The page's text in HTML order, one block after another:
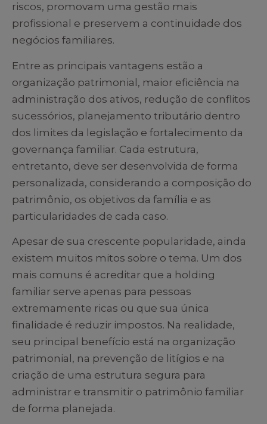
riscos, promovam uma gestão mais
profissional e preservem a continuidade dos
negócios familiares.
Entre as principais vantagens estão a
organização patrimonial, maior eficiência na
administração dos ativos, redução de conflitos
sucessórios, planejamento tributário dentro
dos limites da legislação e fortalecimento da
governança familiar. Cada estrutura,
entretanto, deve ser desenvolvida de forma
personalizada, considerando a composição do
patrimônio, os objetivos da família e as
particularidades de cada caso.
Apesar de sua crescente popularidade, ainda
existem muitos mitos sobre o tema. Um dos
mais comuns é acreditar que a holding
familiar serve apenas para pessoas
extremamente ricas ou que sua única
finalidade é reduzir impostos. Na realidade,
seu principal benefício está na organização
patrimonial, na prevenção de litígios e na
criação de uma estrutura segura para
administrar e transmitir o patrimônio familiar
de forma planejada.